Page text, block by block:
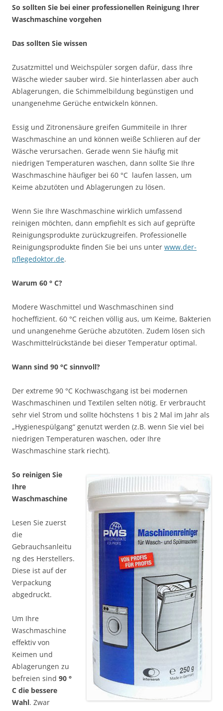
So sollten Sie bei einer professionellen Reinigung Ihrer
Waschmaschine vorgehen
Das sollten Sie wissen
Zusatzmittel und Weichspüler sorgen dafür, dass Ihre
Wäsche wieder sauber wird. Sie hinterlassen aber auch
Ablagerungen, die Schimmelbildung begünstigen und
unangenehme Gerüche entwickeln können.
Essig und Zitronensäure greifen Gummiteile in Ihrer
Waschmaschine an und können weiße Schlieren auf der
Wäsche verursachen. Gerade wenn Sie häufig mit
niedrigen Temperaturen waschen, dann sollte Sie Ihre
Waschmaschine häufiger bei 60 °C laufen lassen, um
Keime abzutöten und Ablagerungen zu lösen.
Wenn Sie Ihre Waschmaschine wirklich umfassend
reinigen möchten, dann empfiehlt es sich auf geprüfte
Reinigungsprodukte zurückzugreifen. Professionelle
Reinigungsprodukte finden Sie bei uns unter www.der-
pflegedoktor.de.
Warum 60 ° C?
Modere Waschmittel und Waschmaschinen sind
hocheffizient. 60 °C reichen völlig aus, um Keime, Bakterien
und unangenehme Gerüche abzutöten. Zudem lösen sich
Waschmittelrückstände bei dieser Temperatur optimal.
Wann sind 90 °C sinnvoll?
Der extreme 90 °C Kochwaschgang ist bei modernen
Waschmaschinen und Textilen selten nötig. Er verbraucht
sehr viel Strom und sollte höchstens 1 bis 2 Mal im Jahr als
„Hygienespülgang“ genutzt werden (z.B. wenn Sie viel bei
niedrigen Temperaturen waschen, oder Ihre
Waschmaschine stark riecht).
So reinigen Sie
Ihre
Waschmaschine
Lesen Sie zuerst
die
Gebrauchsanleitu
ng des Herstellers.
Diese ist auf der
Verpackung
abgedruckt.
Um Ihre
Waschmaschine
effektiv von
Keimen und
Ablagerungen zu
befreien sind 90 °
C die bessere
Wahl. Zwar